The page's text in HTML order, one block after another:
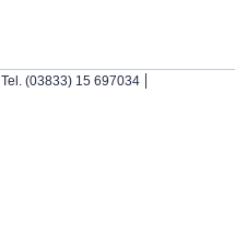
Tel. (03833) 15 697034 |